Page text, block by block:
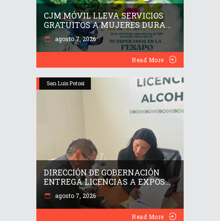
CJM MÓVIL LLEVA SERVICIOS
GRATUITOS A MUJERES DURA...
agosto 7, 2026
Read More
San Luis Potosí
DIRECCIÓN DE GOBERNACIÓN
ENTREGA LICENCIAS A EXPOS...
agosto 7, 2026
Read More